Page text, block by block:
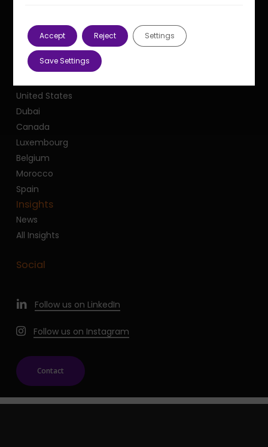
Our offices
France
United States
Dubai
Canada
Luxembourg
Belgium
Morocco
Spain
Insights
News
All Insights
Social
Follow us on LinkedIn
Follow us on Instagram
Contact
Accept Reject Settings
Save Settings